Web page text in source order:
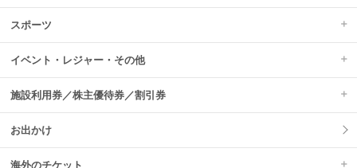
スポーツ
イベント・レジャー・その他
施設利用券／株主優待券／割引券
お出かけ
海外のチケット